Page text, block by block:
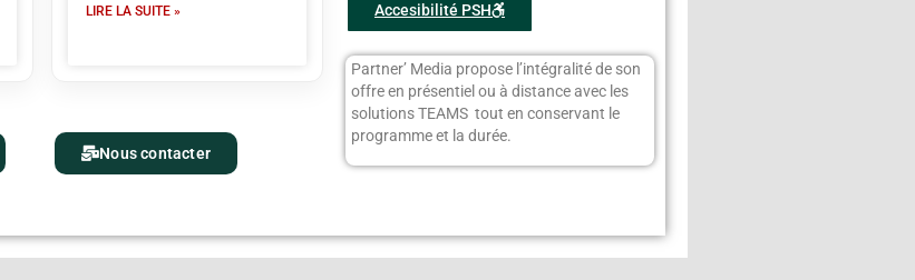
LIRE LA SUITE »
Nous contacter
Accesibilité PSH
Partner’ Media propose l’intégralité de son
offre en présentiel ou à distance avec les
solutions TEAMS tout en conservant le
programme et la durée.